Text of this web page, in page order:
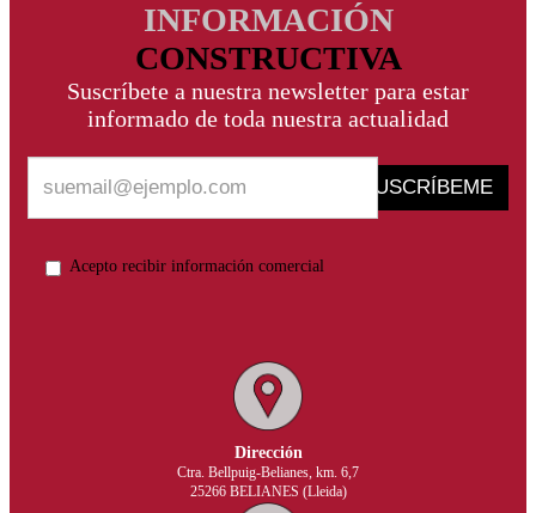
INFORMACIÓN
CONSTRUCTIVA
Suscríbete a nuestra newsletter para estar
informado de toda nuestra actualidad
SUSCRÍBEME
Acepto recibir información comercial
Dirección
Ctra. Bellpuig-Belianes, km. 6,7
25266 BELIANES (Lleida)